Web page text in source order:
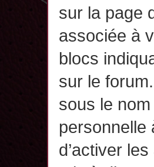
sur la page
associée à
blocs
sur le
sous le
personnelle
d’activer